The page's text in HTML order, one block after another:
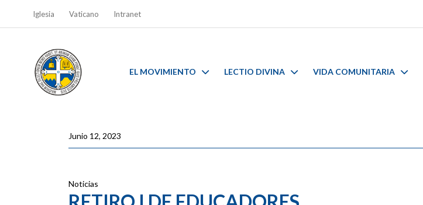
Iglesia Vaticano Intranet
EL MOVIMIENTO LECTIO DIVINA VIDA COMUNITARIA
Junio 12, 2023
Noticias